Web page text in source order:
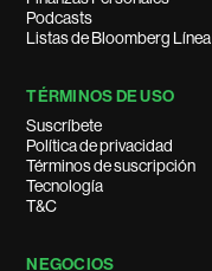
Podcasts
Listas de Bloomberg Línea
TÉRMINOS DE USO
Suscríbete
Política de privacidad
Términos de suscripción
Tecnología
T&C
NEGOCIOS